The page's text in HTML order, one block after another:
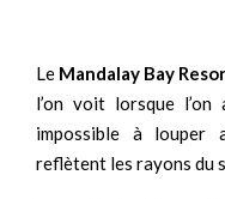
Le Mandalay Bay
l’on voit lorsque
impossible à louper
reflètent les rayons du